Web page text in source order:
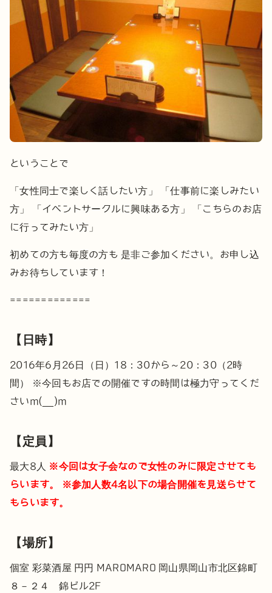
ということで
「女性同士で楽しく話したい方」
「仕事前に楽しみたい
方」
「イベントサークルに興味ある方」
「こちらのお店
に行ってみたい方」
初めての方も毎度の方も 是非ご参加ください。お申し込
みお待ちしています！
=============
【日時】
2016年6月26日（日）18：30から～20：30（2時
間）
※今回もお店での開催ですの時間は極力守ってくだ
さいm(__)m
【定員】
最大8人
※今回は女子会なので女性のみに限定させても
らいます。
※参加人数4名以下の場合開催を見送らせて
もらいます。
【場所】
個室 彩菜酒屋 円円 MAROMARO 岡山県岡山市北区錦町
８－２４ 錦ビル2F